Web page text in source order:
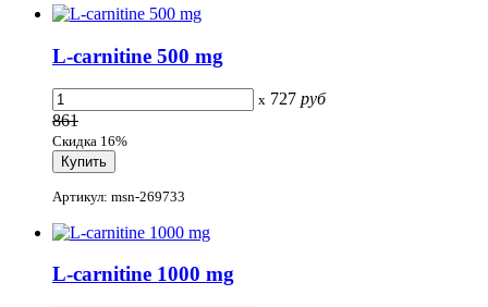
L-carnitine 500 mg
x 727 руб
861
Скидка 16%
Артикул: msn-269733
L-carnitine 1000 mg